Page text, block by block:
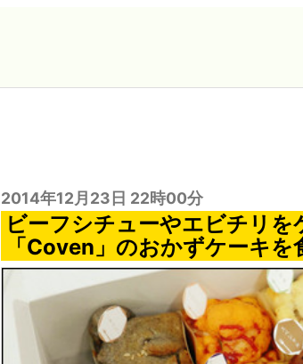
2014年12月23日 22時00分
ビーフシチューやエビチリ
「Coven」のおかずケーキを